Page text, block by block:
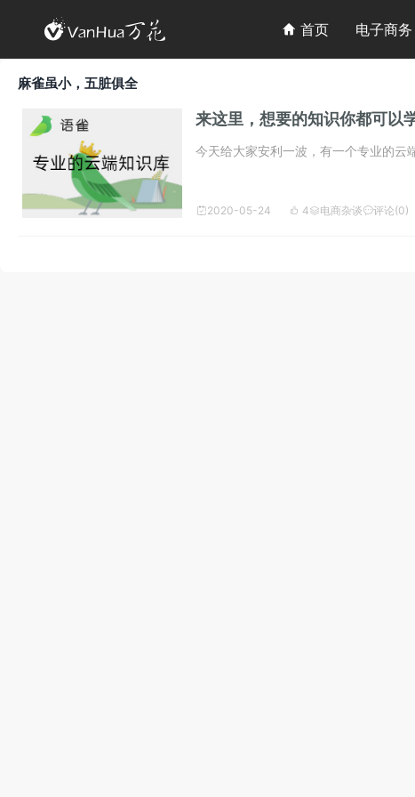
  首页 电子商务
麻雀虽小，五脏俱全
来这里，想要的知识你都可以
今天给大家安利一波，有一个专业的云
2020-05-24  4电商杂谈评论(0)